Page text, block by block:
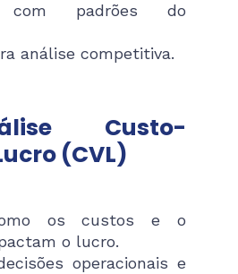
com padrões do
análise competitiva.
Custo-
(CVL)
os custos e o
o lucro.
operacionais e